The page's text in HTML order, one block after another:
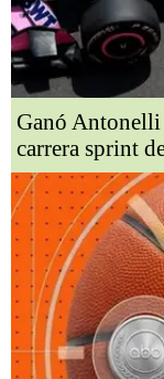
Ganó
carrera sprint